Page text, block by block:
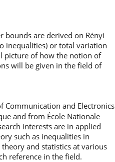
bounds are derived on Rényi
inequalities) or total variation
picture of how the notion of
will be given in the field of
Communication and Electronics
and from École Nationale
interests are in applied
such as inequalities in
and statistics at various
reference in the field.